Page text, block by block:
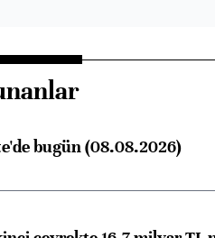
bugün (08.08.2026)